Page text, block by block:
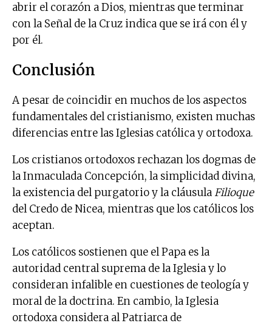
abrir el corazón a Dios, mientras que terminar
con la Señal de la Cruz indica que se irá con él y
por él.
Conclusión
A pesar de coincidir en muchos de los aspectos
fundamentales del cristianismo, existen muchas
diferencias entre las Iglesias católica y ortodoxa.
Los cristianos ortodoxos rechazan los dogmas de
la Inmaculada Concepción, la simplicidad divina,
la existencia del purgatorio y la cláusula Filioque
del Credo de Nicea, mientras que los católicos los
aceptan.
Los católicos sostienen que el Papa es la
autoridad central suprema de la Iglesia y lo
consideran infalible en cuestiones de teología y
moral de la doctrina. En cambio, la Iglesia
ortodoxa considera al Patriarca de